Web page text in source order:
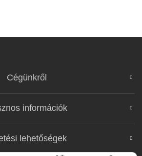
Cégünkről
információk
lehetőségek